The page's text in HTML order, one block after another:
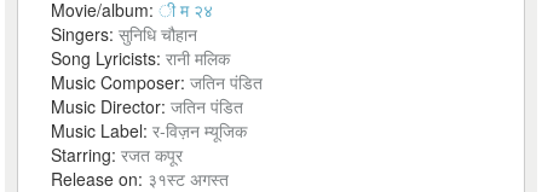
Movie/album:ी म २४
Singers:सुनिधि चौहान
Song Lyricists:रानी मलिक
Music Composer:जतिन पंडित
Music Director:जतिन पंडित
Music Label:र-विज़न म्यूजिक
Starring:रजत कपूर
Release on: ३१स्ट अगस्त